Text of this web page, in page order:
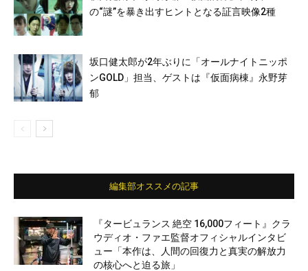
の“謎”を暴き出すヒントとなる証言映像2種
坂口健太郎が2年ぶりに「オールナイトニッポ
ンGOLD」担当、ゲストは『仮面病棟』永野芽
郁
編集部オススメの記事
『タービュランス 絶空 16,000フィート』クラ
ウディオ・ファエ監督オフィシャルインタビ
ュー「本作は、人間の回復力と真実の解放力
の核心へと迫る旅」